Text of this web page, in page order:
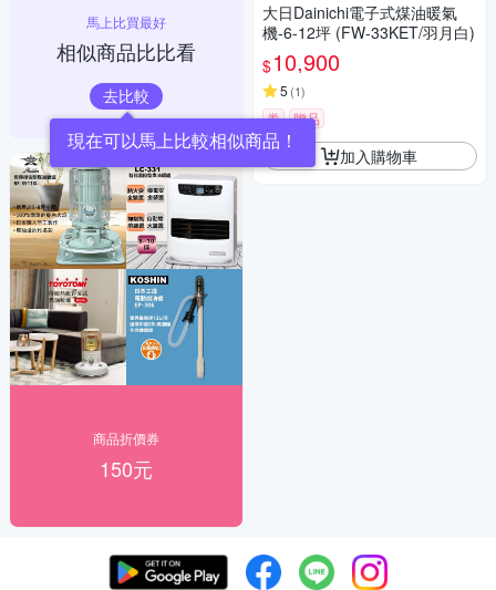
馬上比買最好
相似商品比比看
去比較
現在可以馬上比較相似商品！
商品折價券
150元
大日Dainichi電子式煤油暖氣
機-6-12坪 (FW-33KET/羽月白)
$10,900
5 (1)
券 贈品
加入購物車